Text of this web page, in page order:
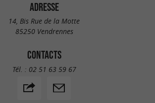
ADRESSE
14, Bis Rue de la Motte
85250 Vendrennes
CONTACTS
Tél. : 02 51 63 59 67